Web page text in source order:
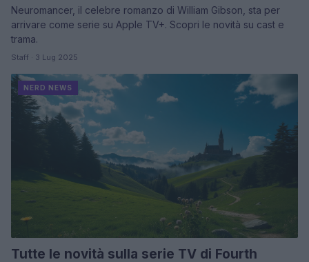
Neuromancer, il celebre romanzo di William Gibson, sta per
arrivare come serie su Apple TV+. Scopri le novità su cast e
trama.
Staff · 3 Lug 2025
NERD NEWS
Tutte le novità sulla serie TV di Fourth